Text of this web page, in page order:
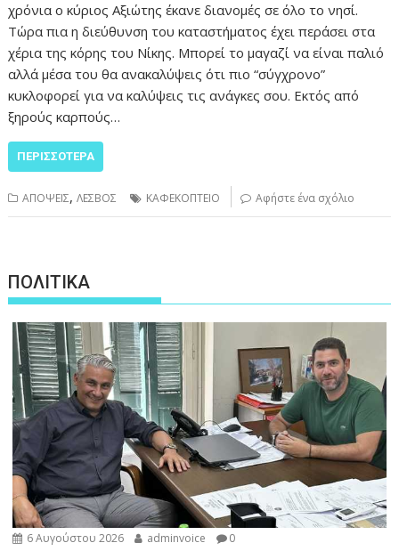
χρόνια ο κύριος Αξιώτης έκανε διανομές σε όλο το νησί.
Τώρα πια η διεύθυνση του καταστήματος έχει περάσει στα
χέρια της κόρης του Νίκης. Μπορεί το μαγαζί να είναι παλιό
αλλά μέσα του θα ανακαλύψεις ότι πιο “σύγχρονο”
κυκλοφορεί για να καλύψεις τις ανάγκες σου. Εκτός από
ξηρούς καρπούς…
ΠΕΡΙΣΣΌΤΕΡΑ
ΑΠΟΨΕΙΣ,ΛΕΣΒΟΣ ΚΑΦΕΚΟΠΤΕΙΟ Αφήστε ένα σχόλιο
ΠΟΛΙΤΙΚΑ
6 Αυγούστου 2026 adminvoice 0